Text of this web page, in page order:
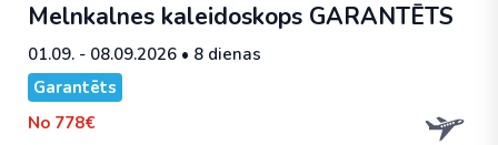
Melnkalnes kaleidoskops GARANTĒTS
01.09. - 08.09.2026 • 8 dienas
Garantēts
No 778€